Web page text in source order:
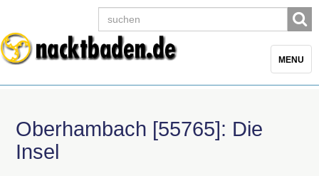
Toggle
MENU
Oberhambach [55765]: Die
Insel